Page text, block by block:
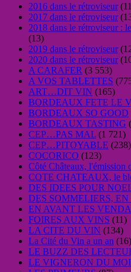
2016 dans le rétroviseur
2017 dans le rétroviseur
2018 dans le rétroviseur :
(13)
2019 dans le rétroviseur
2020 dans le rétroviseur
A CARAFER (3 553)
A VOS TABLETTES
ART…DIT VIN (165)
BORDEAUX FETE LE
BORDEAUX SO GOOD
BORDEAUX TASTING
CEP…PAS MAL (1 721)
CEP…PITOYABLE (238)
COCORICO (123)
Côté Châteaux, l'émission
COTE CHATEAUX, le
DES IDEES POUR
DES SOMMELIERS, EN
EN AVANT LES
FOIRES AUX VINS (11)
LA CITE DU VIN (134)
La Cité du Vin a un an (16)
LE BUZZ DES
LE VIGNERON DU